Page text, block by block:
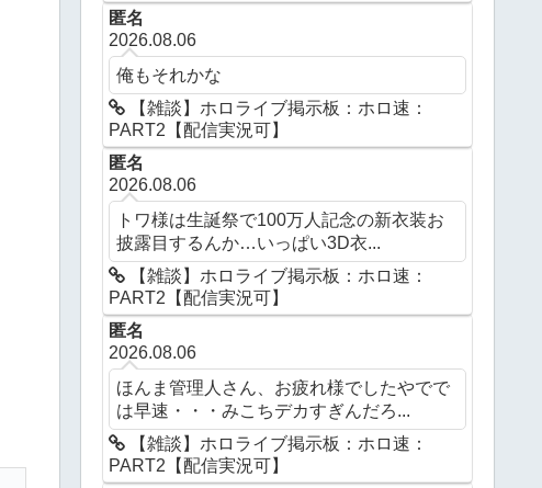
匿名
2026.08.06
俺もそれかな
【雑談】ホロライブ掲示板：ホロ速：
PART2【配信実況可】
匿名
2026.08.06
トワ様は生誕祭で100万人記念の新衣装お
披露目するんか…いっぱい3D衣...
【雑談】ホロライブ掲示板：ホロ速：
PART2【配信実況可】
匿名
2026.08.06
ほんま管理人さん、お疲れ様でしたやでで
は早速・・・みこちデカすぎんだろ...
【雑談】ホロライブ掲示板：ホロ速：
PART2【配信実況可】